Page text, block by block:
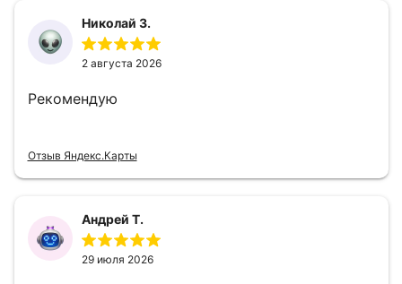
Николай З.
2 августа 2026
Рекомендую
Отзыв Яндекс.Карты
Андрей Т.
29 июля 2026